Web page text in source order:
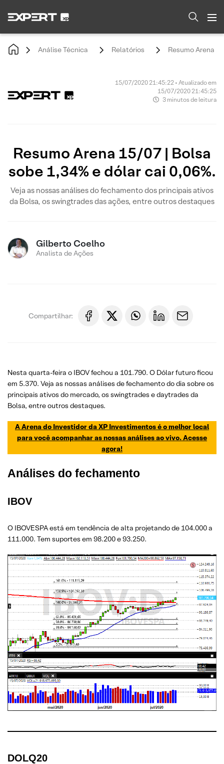
Análise Técnica Relatórios Resumo Arena
15/07/2020 21:45:22 • Atualizado em
15/07/2020 21:45:25
3 minutos de leitura
Resumo Arena 15/07 | Bolsa
sobe 1,34% e dólar cai 0,06%.
Veja as nossas análises do fechamento dos principais ativos
da Bolsa, os swingtrades das ações, entre outros destaques
Gilberto Coelho
Analista de Ações
Compartilhar:
Nesta quarta-feira o IBOV fechou a 101.790. O Dólar futuro ficou
em 5.370. Veja as nossas análises de fechamento do dia sobre os
principais ativos do mercado, os swingtrades e daytrades da
Bolsa, entre outros destaques.
A Arena do Investidor da XP Investimentos é o melhor local
para você acompanhar as nossas análises ao vivo. Acesse
agora!
Análises do fechamento
IBOV
O IBOVESPA está em tendência de alta projetando de 104.000 a
111.000. Tem suportes em 98.200 e 93.250.
DOLQ20